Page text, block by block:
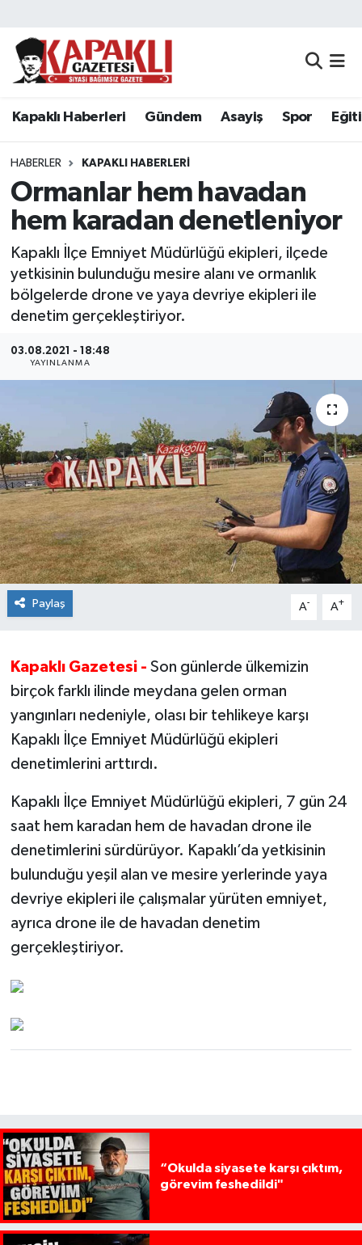
Kapaklı Haberleri Gündem Asayiş Spor
HABERLER KAPAKLI HABERLERI
Ormanlar hem havadan
hem karadan denetleniyor
Kapaklı İlçe Emniyet Müdürlüğü ekipleri, ilçede
yetkisinin bulunduğu mesire alanı ve ormanlık
bölgelerde drone ve yaya devriye ekipleri ile
denetim gerçekleştiriyor.
03.08.2021 - 18:48
YAYINLANMA
Paylaş A- A+
Kapaklı Gazetesi - Son günlerde ülkemizin
birçok farklı ilinde meydana gelen orman
yangınları nedeniyle, olası bir tehlikeye karşı
Kapaklı İlçe Emniyet Müdürlüğü ekipleri
denetimlerini arttırdı.
Kapaklı İlçe Emniyet Müdürlüğü ekipleri, 7 gün 24
saat hem karadan hem de havadan drone ile
denetimlerini sürdürüyor. Kapaklı’da yetkisinin
bulunduğu yeşil alan ve mesire yerlerinde yaya
devriye ekipleri ile çalışmalar yürüten emniyet,
ayrıca drone ile de havadan denetim
gerçekleştiriyor.
“Okulda siyasete karşı çıktım,
görevim feshedildi"
Kapaklı Haberleri
Asayiş
Spor
Eğitim
Siyaset
Resmi Reklamlar
Tekirdağ
Teknoloji
Yaşam
Tekirdağ Nöbetçi Eczaneler
Tekirdağ Namaz Vakitleri
Tekirdağ Trafik Yoğunluk Haritası
Süper Lig Puan Durumu ve Fikstür
Tüm Manşetler
Son Dakika Haberleri
Haber Arşivi